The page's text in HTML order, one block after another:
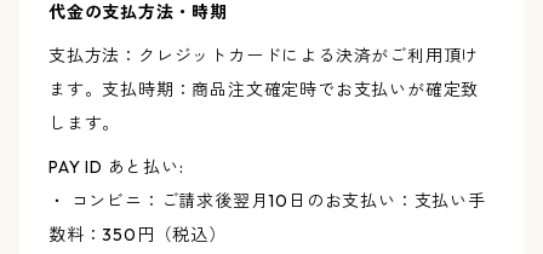
代金の支払方法・時期
支払方法：クレジットカードによる決済がご利用頂け
ます。支払時期：商品注文確定時でお支払いが確定致
します。
PAY ID あと払い:
・ コンビニ：ご請求後翌月10日のお支払い：支払い手
数料：350円（税込）